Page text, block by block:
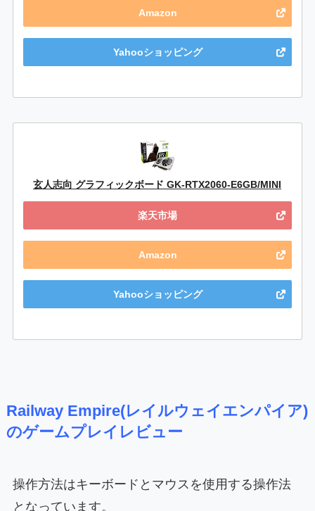
Amazon
Yahooショッピング
玄人志向 グラフィックボード GK-RTX2060-E6GB/MINI
楽天市場
Amazon
Yahooショッピング
Railway Empire(レイルウェイエンパイア)
のゲームプレイレビュー
操作方法はキーボードとマウスを使用する操作法
となっています。